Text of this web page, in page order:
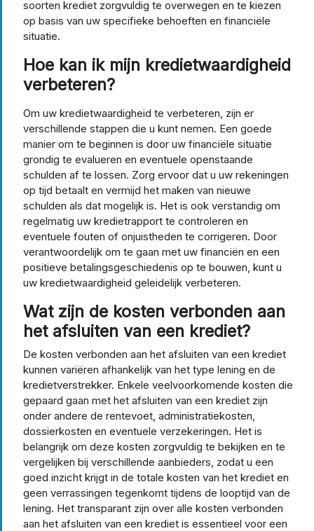
soorten krediet zorgvuldig te overwegen en te kiezen
op basis van uw specifieke behoeften en financiële
situatie.
Hoe kan ik mijn kredietwaardigheid
verbeteren?
Om uw kredietwaardigheid te verbeteren, zijn er
verschillende stappen die u kunt nemen. Een goede
manier om te beginnen is door uw financiële situatie
grondig te evalueren en eventuele openstaande
schulden af te lossen. Zorg ervoor dat u uw rekeningen
op tijd betaalt en vermijd het maken van nieuwe
schulden als dat mogelijk is. Het is ook verstandig om
regelmatig uw kredietrapport te controleren en
eventuele fouten of onjuistheden te corrigeren. Door
verantwoordelijk om te gaan met uw financiën en een
positieve betalingsgeschiedenis op te bouwen, kunt u
uw kredietwaardigheid geleidelijk verbeteren.
Wat zijn de kosten verbonden aan
het afsluiten van een krediet?
De kosten verbonden aan het afsluiten van een krediet
kunnen variëren afhankelijk van het type lening en de
kredietverstrekker. Enkele veelvoorkomende kosten die
gepaard gaan met het afsluiten van een krediet zijn
onder andere de rentevoet, administratiekosten,
dossierkosten en eventuele verzekeringen. Het is
belangrijk om deze kosten zorgvuldig te bekijken en te
vergelijken bij verschillende aanbieders, zodat u een
goed inzicht krijgt in de totale kosten van het krediet en
geen verrassingen tegenkomt tijdens de looptijd van de
lening. Het transparant zijn over alle kosten verbonden
aan het afsluiten van een krediet is essentieel voor een